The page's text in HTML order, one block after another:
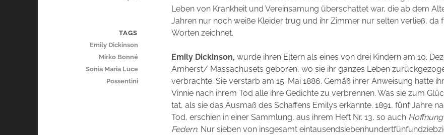
Leben von Krankheit und Vereinsamung überschattet war, die ab dem
Jahren nur noch weiße Kleider trug und ihr Zimmer nur selten verließ, da
Worten zeichnet.
Emily Dickinson,wurde ihren Eltern als eines von drei Kindern am 10.
Amherst/ Massachusets geboren, wo sie ihr ganzes Leben
verbrachte. Sie verstarb am 15. Mai 1886. Gemäß ihrer Anweisung hatte
Vinnie nach ihrem Tod alle ihre Gedichte zu verbrennen. Was sie zum
tat, als sie das Ausmaß des Schaffens Emilys erkannte. 1891, fünf Jahre
Tod, erschien in einer Sammlung, aus ihrem Heft Nr. 13, so auch
Federn. Nur sieben von insgesamt
TAGS
Emily Dickinson
Mirko Bonné
Sonia Maria Luce
Possentini